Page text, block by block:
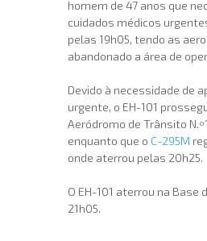
homem de 47 anos que
cuidados médicos
pelas 19h05, tendo as
abandonado a área de
Devido à necessidade de
urgente, o EH-101
Aeródromo de Trânsito
enquanto que o C-295M
onde aterrou pelas 20h25.
O EH-101 aterrou na Base
21h05.